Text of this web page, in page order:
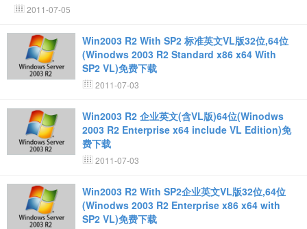
2011-07-05
Win2003 R2 With SP2 标准英文VL版32位,64位
(Winodws 2003 R2 Standard x86 x64 With
SP2 VL)免费下载
2011-07-03
Win2003 R2 企业英文(含VL版)64位(Winodws
2003 R2 Enterprise x64 include VL Edition)免
费下载
2011-07-03
Win2003 R2 With SP2企业英文VL版32位,64位
(Winodws 2003 R2 Enterprise x86 x64 with
SP2 VL)免费下载